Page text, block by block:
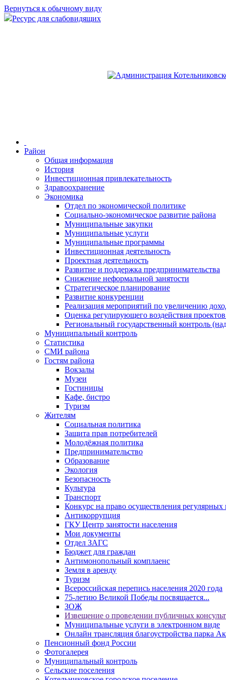
Вернуться к обычному виду
Ресурс для слабовидящих
Район
Общая информация
История
Инвестиционная привлекательность
Здравоохранение
Экономика
Отдел по экономической политике
Социально-экономическое развитие района
Муниципальные закупки
Муниципальные услуги
Муниципальные программы
Инвестиционная деятельность
Проектная деятельность
Развитие и поддержка предпринимательства
Снижение неформальной занятости
Стратегическое планирование
Развитие конкуренции
Реализация мероприятий по увеличению
Оценка регулирующего воздействия
Региональный государственный контроль
Муниципальный контроль
Статистика
СМИ района
Гостям района
Вокзалы
Музеи
Гостиницы
Кафе, бистро
Туризм
Жителям
Социальная политика
Защита прав потребителей
Молодёжная политика
Предпринимательство
Образование
Экология
Безопасность
Культура
Транспорт
Конкурс на право осуществления регулярных
Антикоррупция
ГКУ Центр занятости населения
Мои документы
Отдел ЗАГС
Бюджет для граждан
Антимонопольный комплаенс
Земля в аренду
Туризм
Всероссийская перепись населения 2020 года
75-летию Великой Победы посвящается...
ЗОЖ
Извещение о проведении публичных
Муниципальные услуги в электронном виде
Онлайн трансляция благоустройства парка
Пенсионный фонд России
Фотогалерея
Муниципальный контроль
Сельские поселения